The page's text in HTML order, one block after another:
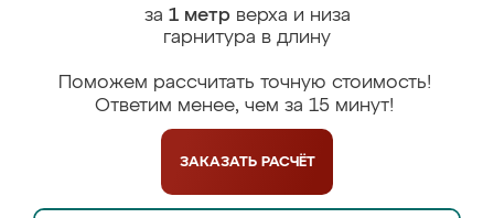
за 1 метрверха и низа
гарнитура в длину
Поможем рассчитать точную стоимость!
Ответим менее, чем за 15 минут!
ЗАКАЗАТЬ РАСЧЁТ